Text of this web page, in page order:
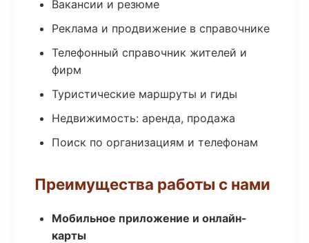
Вакансии и резюме
Реклама и продвижение в справочнике
Телефонный справочник жителей и
фирм
Туристические маршруты и гиды
Недвижимость: аренда, продажа
Поиск по организациям и телефонам
Преимущества работы с нами
Мобильное приложение и онлайн-
карты